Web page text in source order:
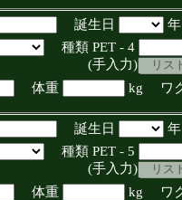
誕生日
種類 PET - 4
入力)
体重 kg ワ
誕生日
種類 PET - 5
入力)
体重 kg ワ